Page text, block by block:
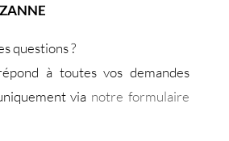
questions ?
à toutes vos demandes
via notre formulaire